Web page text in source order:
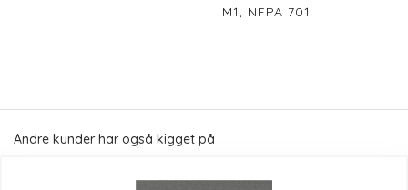
M1, NFPA 701
Andre kunder har også kigget på